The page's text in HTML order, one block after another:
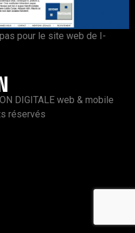
pour le site web de I-
DIGITALE web & mobile
réservés